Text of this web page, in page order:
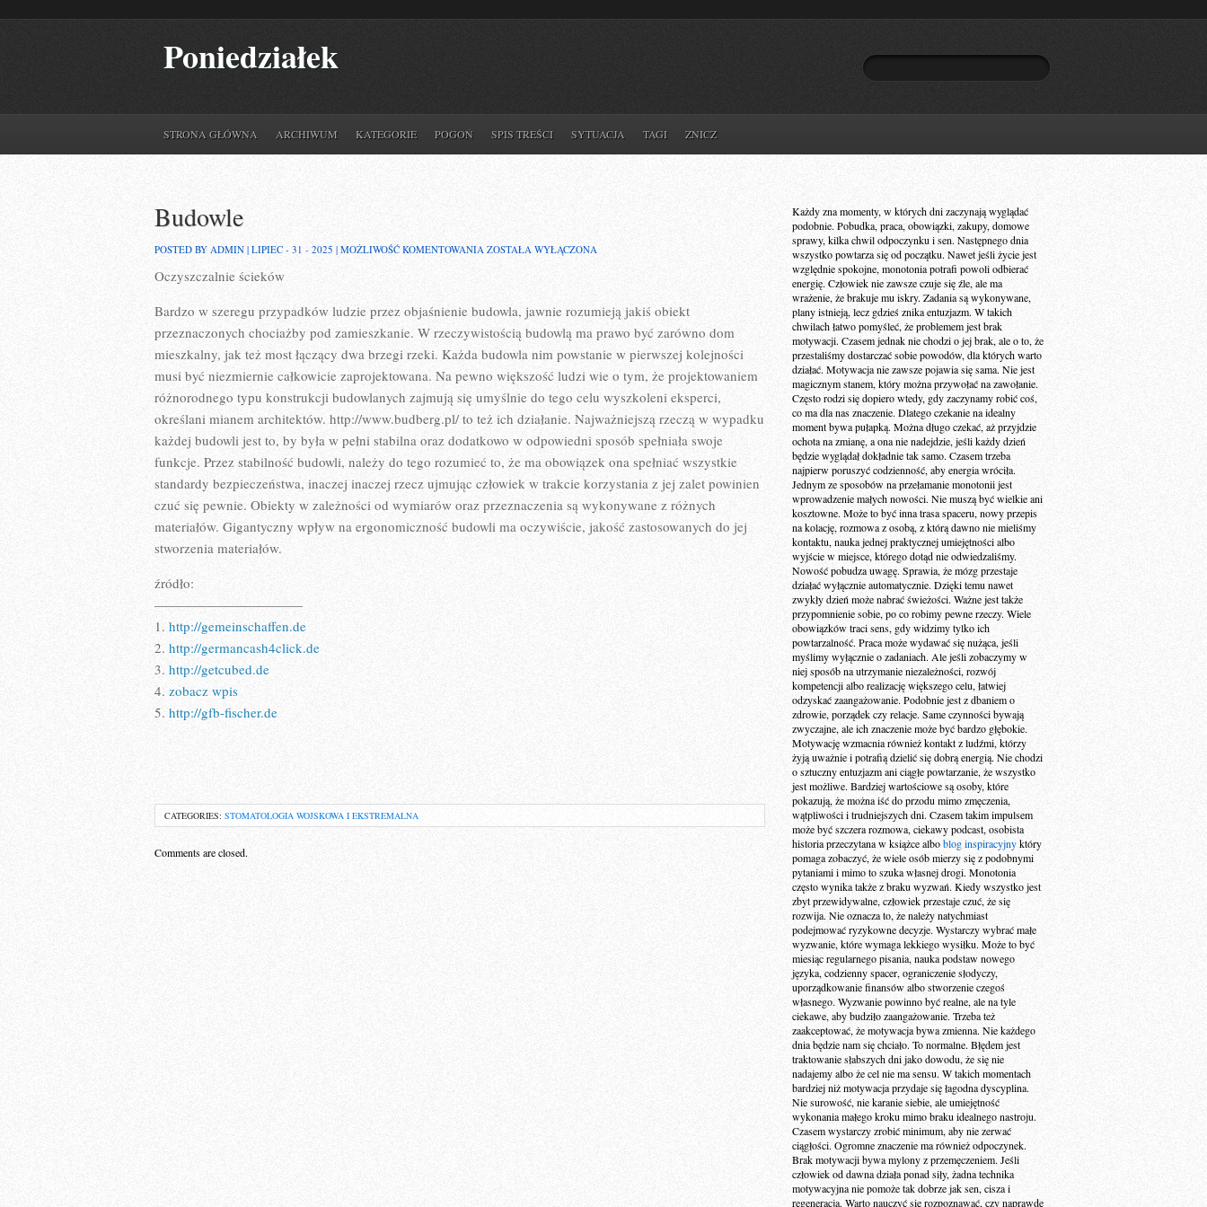
Poniedziałek
STRONA GŁÓWNA ARCHIWUM KATEGORIE POGOŃ SPIS TREŚCI SYTUACJA TAGI ZNICZ
Budowle
POSTED BY ADMIN | LIPIEC - 31 - 2025 | MOŻLIWOŚĆ KOMENTOWANIA BUDOWLE
ZOSTAŁA WYŁĄCZONA
Oczyszczalnie ścieków
Bardzo w szeregu przypadków ludzie przez objaśnienie budowla, jawnie rozumieją jakiś obiekt
przeznaczonych chociażby pod zamieszkanie. W rzeczywistością budowlą ma prawo być zarówno dom
mieszkalny, jak też most łączący dwa brzegi rzeki. Każda budowla nim powstanie w pierwszej kolejności
musi być niezmiernie całkowicie zaprojektowana. Na pewno większość ludzi wie o tym, że projektowaniem
różnorodnego typu konstrukcji budowlanych zajmują się umyślnie do tego celu wyszkoleni eksperci,
określani mianem architektów. http://www.budberg.pl/ to też ich działanie. Najważniejszą rzeczą w wypadku
każdej budowli jest to, by była w pełni stabilna oraz dodatkowo w odpowiedni sposób spełniała swoje
funkcje. Przez stabilność budowli, należy do tego rozumieć to, że ma obowiązek ona spełniać wszystkie
standardy bezpieczeństwa, inaczej inaczej rzecz ujmując człowiek w trakcie korzystania z jej zalet powinien
czuć się pewnie. Obiekty w zależności od wymiarów oraz przeznaczenia są wykonywane z różnych
materiałów. Gigantyczny wpływ na ergonomiczność budowli ma oczywiście, jakość zastosowanych do jej
stworzenia materiałów.
źródło:
———————————
1. http://gemeinschaffen.de
2. http://germancash4click.de
3. http://getcubed.de
4. zobacz wpis
5. http://gfb-fischer.de
CATEGORIES: STOMATOLOGIA WOJSKOWA I EKSTREMALNA
Comments are closed.
Każdy zna momenty, w których dni zaczynają wyglądać
podobnie. Pobudka, praca, obowiązki, zakupy, domowe
sprawy, kilka chwil odpoczynku i sen. Następnego dnia
wszystko powtarza się od początku. Nawet jeśli życie jest
względnie spokojne, monotonia potrafi powoli odbierać
energię. Człowiek nie zawsze czuje się źle, ale ma
wrażenie, że brakuje mu iskry. Zadania są wykonywane,
plany istnieją, lecz gdzieś znika entuzjazm. W takich
chwilach łatwo pomyśleć, że problemem jest brak
motywacji. Czasem jednak nie chodzi o jej brak, ale o to, że
przestaliśmy dostarczać sobie powodów, dla których warto
działać. Motywacja nie zawsze pojawia się sama. Nie jest
magicznym stanem, który można przywołać na zawołanie.
Często rodzi się dopiero wtedy, gdy zaczynamy robić coś,
co ma dla nas znaczenie. Dlatego czekanie na idealny
moment bywa pułapką. Można długo czekać, aż przyjdzie
ochota na zmianę, a ona nie nadejdzie, jeśli każdy dzień
będzie wyglądał dokładnie tak samo. Czasem trzeba
najpierw poruszyć codzienność, aby energia wróciła.
Jednym ze sposobów na przełamanie monotonii jest
wprowadzenie małych nowości. Nie muszą być wielkie ani
kosztowne. Może to być inna trasa spaceru, nowy przepis
na kolację, rozmowa z osobą, z którą dawno nie mieliśmy
kontaktu, nauka jednej praktycznej umiejętności albo
wyjście w miejsce, którego dotąd nie odwiedzaliśmy.
Nowość pobudza uwagę. Sprawia, że mózg przestaje
działać wyłącznie automatycznie. Dzięki temu nawet
zwykły dzień może nabrać świeżości. Ważne jest także
przypomnienie sobie, po co robimy pewne rzeczy. Wiele
obowiązków traci sens, gdy widzimy tylko ich
powtarzalność. Praca może wydawać się nużąca, jeśli
myślimy wyłącznie o zadaniach. Ale jeśli zobaczymy w
niej sposób na utrzymanie niezależności, rozwój
kompetencji albo realizację większego celu, łatwiej
odzyskać zaangażowanie. Podobnie jest z dbaniem o
zdrowie, porządek czy relacje. Same czynności bywają
zwyczajne, ale ich znaczenie może być bardzo głębokie.
Motywację wzmacnia również kontakt z ludźmi, którzy
żyją uważnie i potrafią dzielić się dobrą energią. Nie chodzi
o sztuczny entuzjazm ani ciągłe powtarzanie, że wszystko
jest możliwe. Bardziej wartościowe są osoby, które
pokazują, że można iść do przodu mimo zmęczenia,
wątpliwości i trudniejszych dni. Czasem takim impulsem
może być szczera rozmowa, ciekawy podcast, osobista
historia przeczytana w książce alboblog inspiracyjnyktóry
pomaga zobaczyć, że wiele osób mierzy się z podobnymi
pytaniami i mimo to szuka własnej drogi. Monotonia
często wynika także z braku wyzwań. Kiedy wszystko jest
zbyt przewidywalne, człowiek przestaje czuć, że się
rozwija. Nie oznacza to, że należy natychmiast
podejmować ryzykowne decyzje. Wystarczy wybrać małe
wyzwanie, które wymaga lekkiego wysiłku. Może to być
miesiąc regularnego pisania, nauka podstaw nowego
języka, codzienny spacer, ograniczenie słodyczy,
uporządkowanie finansów albo stworzenie czegoś
własnego. Wyzwanie powinno być realne, ale na tyle
ciekawe, aby budziło zaangażowanie. Trzeba też
zaakceptować, że motywacja bywa zmienna. Nie każdego
dnia będzie nam się chciało. To normalne. Błędem jest
traktowanie słabszych dni jako dowodu, że się nie
nadajemy albo że cel nie ma sensu. W takich momentach
bardziej niż motywacja przydaje się łagodna dyscyplina.
Nie surowość, nie karanie siebie, ale umiejętność
wykonania małego kroku mimo braku idealnego nastroju.
Czasem wystarczy zrobić minimum, aby nie zerwać
ciągłości. Ogromne znaczenie ma również odpoczynek.
Brak motywacji bywa mylony z przemęczeniem. Jeśli
człowiek od dawna działa ponad siły, żadna technika
motywacyjna nie pomoże tak dobrze jak sen, cisza i
regeneracja. Warto nauczyć się rozpoznawać, czy naprawdę